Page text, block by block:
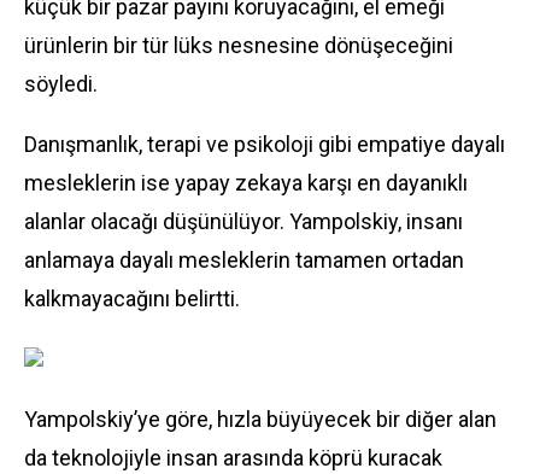
küçük bir pazar payını koruyacağını, el emeği
ürünlerin bir tür lüks nesnesine dönüşeceğini
söyledi.
Danışmanlık, terapi ve psikoloji gibi empatiye dayalı
mesleklerin ise yapay zekaya karşı en dayanıklı
alanlar olacağı düşünülüyor. Yampolskiy, insanı
anlamaya dayalı mesleklerin tamamen ortadan
kalkmayacağını belirtti.
Yampolskiy’ye göre, hızla büyüyecek bir diğer alan
da teknolojiyle insan arasında köprü kuracak